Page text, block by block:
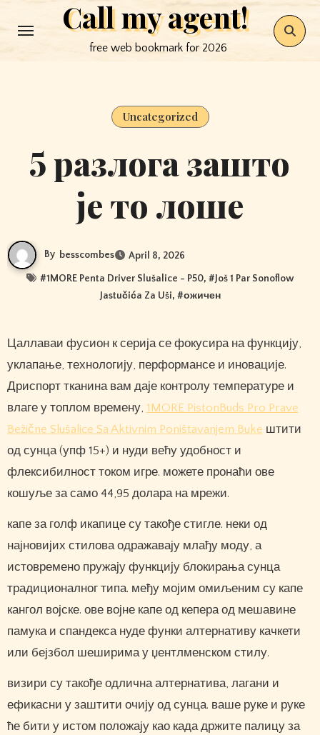
to
Call my agent!
free web bookmark for 2026
Uncategorized
5 разлога зашто
је то лоше
By besscombes April 8, 2026
#1MORE Penta Driver Slušalice - P50, #Još 1 Par Sonoflow
Jastučića Za Uši, #ожичен
Цаллаваи фусион к серија се фокусира на функцију,
уклапање, технологију, перформансе и иновације.
Дриспорт тканина вам даје контролу температуре и
влаге у топлом времену, 1MORE PistonBuds Pro Prave
Bežične Slušalice Sa Aktivnim Poništavanjem Buke штити
од сунца (упф 15+) и нуди већу удобност и
флексибилност током игре. можете пронаћи ове
кошуље за само 44,95 долара на мрежи.
капе за голф икапице су такође стигле. неки од
најновијих стилова одражавају млађу моду, а
истовремено пружају функцију блокирања сунца
традиционалног типа. међу мојим омиљеним су капе
кангол војске. ове војне капе од кепера од мешавине
памука и спандекса нуде функи алтернативу качкети
или бејзбол шеширима у џентлменском стилу.
визири су такође одлична алтернатива, лагани и
ефикасни у заштити очију од сунца. ваше руке и руке
ће бити у истом положају као када држите палицу за